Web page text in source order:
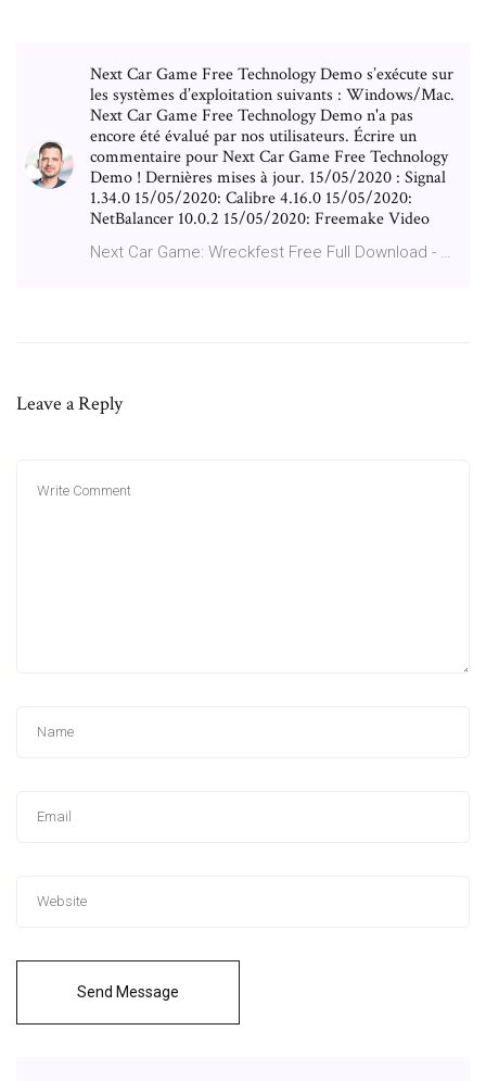
Next Car Game Free Technology Demo s’exécute sur
les systèmes d’exploitation suivants : Windows/Mac.
Next Car Game Free Technology Demo n'a pas
encore été évalué par nos utilisateurs. Écrire un
commentaire pour Next Car Game Free Technology
Demo ! Dernières mises à jour. 15/05/2020 : Signal
1.34.0 15/05/2020: Calibre 4.16.0 15/05/2020:
NetBalancer 10.0.2 15/05/2020: Freemake Video
Next Car Game: Wreckfest Free Full Download - …
Leave a Reply
Send Message